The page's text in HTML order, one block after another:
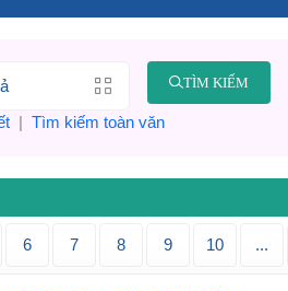
TÌM KIẾM
| Tìm kiếm toàn văn
6 7 8 9 10 ...